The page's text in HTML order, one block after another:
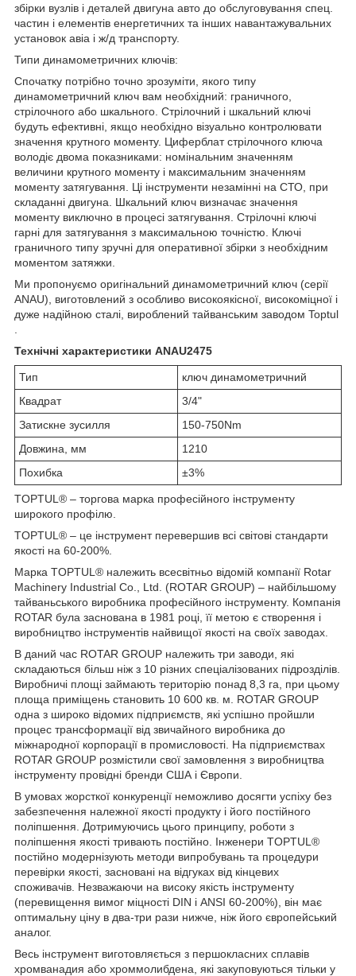
збірки вузлів і деталей двигуна авто до обслуговування спец.
частин і елементів енергетичних та інших навантажувальних
установок авіа і ж/д транспорту.
Типи динамометричних ключів:
Спочатку потрібно точно зрозуміти, якого типу
динамометричний ключ вам необхідний: граничного,
стрілочного або шкального. Стрілочний і шкальний ключі
будуть ефективні, якщо необхідно візуально контролювати
значення крутного моменту. Циферблат стрілочного ключа
володіє двома показниками: номінальним значенням
величини крутного моменту і максимальним значенням
моменту затягування. Ці інструменти незамінні на СТО, при
складанні двигуна. Шкальний ключ визначає значення
моменту виключно в процесі затягування. Стрілочні ключі
гарні для затягування з максимальною точністю. Ключі
граничного типу зручні для оперативної збірки з необхідним
моментом затяжки.
Ми пропонуємо оригінальний динамометричний ключ (серії
ANAU), виготовлений з особливо високоякісної, високоміцної і
дуже надійною сталі, вироблений тайванським заводом Toptul
Технічні характеристики ANAU2475
Тип
ключ динамометричний
Квадрат
3/4"
Затискне зусилля
150-750Nm
Довжина, мм
1210
Похибка
±3%
TOPTUL® – торгова марка професійного інструменту
широкого профілю.
TOPTUL® – це інструмент перевершив всі світові стандарти
якості на 60-200%.
Марка TOPTUL® належить всесвітньо відомій компанії Rotar
Machinery Industrial Co., Ltd. (ROTAR GROUP) – найбільшому
тайваньського виробника професійного інструменту. Компанія
ROTAR була заснована в 1981 році, її метою є створення і
виробництво інструментів найвищої якості на своїх заводах.
В даний час ROTAR GROUP належить три заводи, які
складаються більш ніж з 10 різних спеціалізованих підрозділів.
Виробничі площі займають територію понад 8,3 га, при цьому
площа приміщень становить 10 600 кв. м. ROTAR GROUP
одна з широко відомих підприємств, які успішно пройшли
процес трансформації від звичайного виробника до
міжнародної корпорації в промисловості. На підприємствах
ROTAR GROUP розмістили свої замовлення з виробництва
інструменту провідні бренди США і Європи.
В умовах жорсткої конкуренції неможливо досягти успіху без
забезпечення належної якості продукту і його постійного
поліпшення. Дотримуючись цього принципу, роботи з
поліпшення якості тривають постійно. Інженери TOPTUL®
постійно модернізують методи випробувань та процедури
перевірки якості, засновані на відгуках від кінцевих
споживачів. Незважаючи на високу якість інструменту
(перевищення вимог міцності DIN і ANSI 60-200%), він має
оптимальну ціну в два-три рази нижче, ніж його європейський
аналог.
Весь інструмент виготовляється з першокласних сплавів
хромванадия або хроммолибдена, які закуповуються тільки у